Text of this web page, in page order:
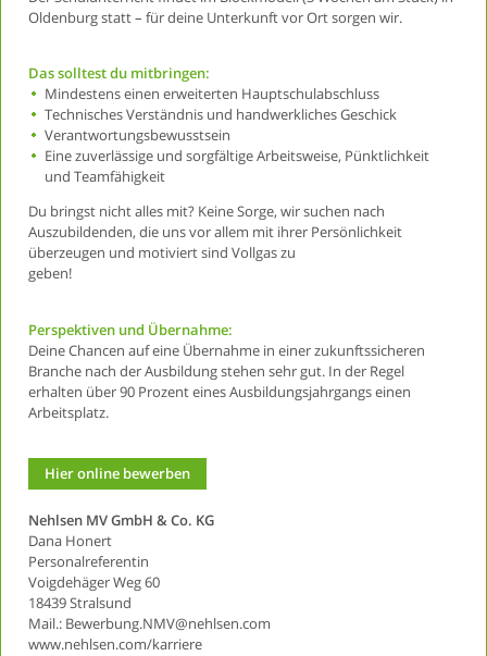
Oldenburg statt – für deine Unterkunft vor Ort sorgen wir.
Das solltest du mitbringen:
Mindestens einen erweiterten Hauptschulabschluss
Technisches Verständnis und handwerkliches Geschick
Verantwortungsbewusstsein
Eine zuverlässige und sorgfältige Arbeitsweise, Pünktlichkeit
und Teamfähigkeit
Du bringst nicht alles mit? Keine Sorge, wir suchen nach
Auszubildenden, die uns vor allem mit ihrer Persönlichkeit
überzeugen und motiviert sind Vollgas zu
geben!
Perspektiven und Übernahme:
Deine Chancen auf eine Übernahme in einer zukunftssicheren
Branche nach der Ausbildung stehen sehr gut. In der Regel
erhalten über 90 Prozent eines Ausbildungsjahrgangs einen
Arbeitsplatz.
Hier online bewerben
Nehlsen MV GmbH & Co. KG
Dana Honert
Personalreferentin
Voigdehäger Weg 60
18439 Stralsund
Mail.: Bewerbung.NMV@nehlsen.com
www.nehlsen.com/karriere